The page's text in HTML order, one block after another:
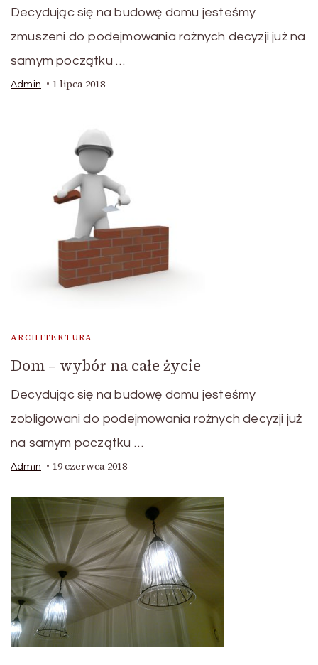
Decydując się na budowę domu jesteśmy
zmuszeni do podejmowania rożnych decyzji już na
samym początku …
Admin 1 lipca 2018
ARCHITEKTURA
Dom – wybór na całe życie
Decydując się na budowę domu jesteśmy
zobligowani do podejmowania rożnych decyzji już
na samym początku …
Admin 19 czerwca 2018